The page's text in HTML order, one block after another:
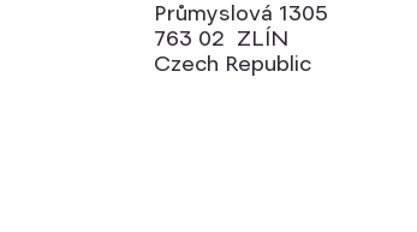
Průmyslová 1305
763 02 ZLÍN
Czech Republic